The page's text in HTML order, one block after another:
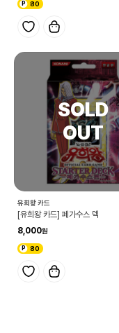
80
유희왕 카드
[유희왕 카드] 페가수스 덱
8,000
80